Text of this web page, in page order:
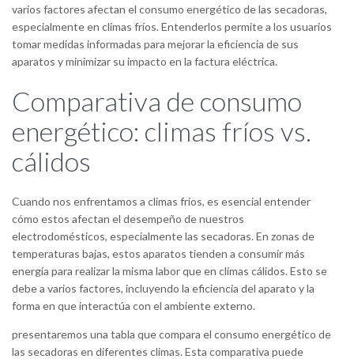
varios factores afectan el consumo energético de las secadoras,
especialmente en climas fríos. Entenderlos permite a los usuarios
tomar medidas informadas para mejorar la eficiencia de sus
aparatos y minimizar su impacto en la factura eléctrica.
Comparativa de consumo
energético: climas fríos vs.
cálidos
Cuando nos enfrentamos a climas fríos, es esencial entender
cómo estos afectan el desempeño de nuestros
electrodomésticos, especialmente las secadoras. En zonas de
temperaturas bajas, estos aparatos tienden a consumir más
energía para realizar la misma labor que en climas cálidos. Esto se
debe a varios factores, incluyendo la eficiencia del aparato y la
forma en que interactúa con el ambiente externo.
presentaremos una tabla que compara el consumo energético de
las secadoras en diferentes climas. Esta comparativa puede